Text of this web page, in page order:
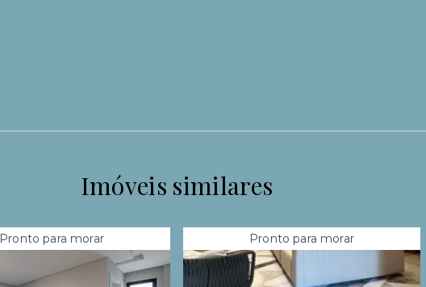
Imóveis similares
Pronto para morar Pronto para morar